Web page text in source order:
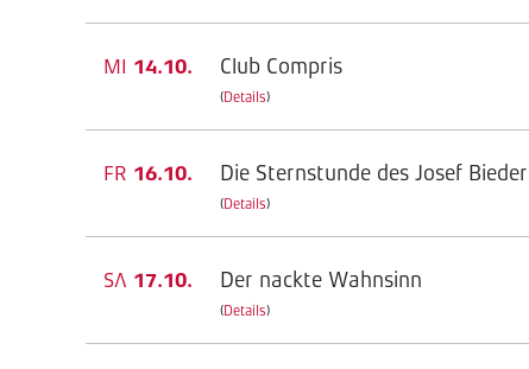
MI 14.10. Club Compris
(Details)
FR 16.10. Die Sternstunde des Josef Bieder
(Details)
SA 17.10. Der nackte Wahnsinn
(Details)